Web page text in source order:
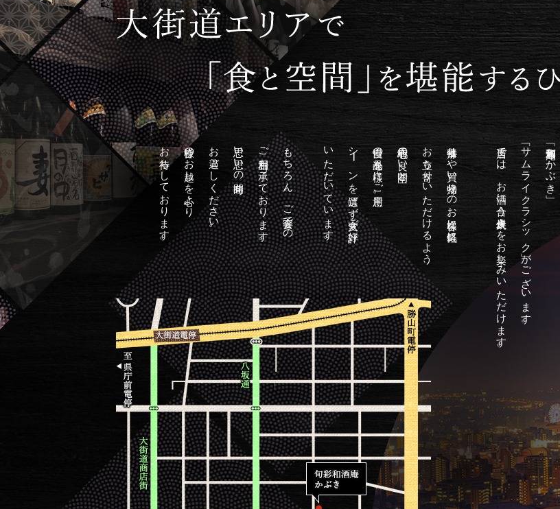
もちろん、ご宴会での
ご利用も承っております。
思い思いの時間を
お過ごしください。
皆様のお越しを心より
お待ちしております。 「旬彩和酒庵 かぶき」
「サムライクラシック」がございます。
当店では、お酒に合う炭火焼きをお楽しみいただけます。
仕事帰りや買い物帰りのお客様に気軽に
お立ち寄りいただけるよう、
居心地の良い空間と
自慢の逸品を様々にご用意。
シ
ー
ンを選ばず大変ご好評
いただいています。